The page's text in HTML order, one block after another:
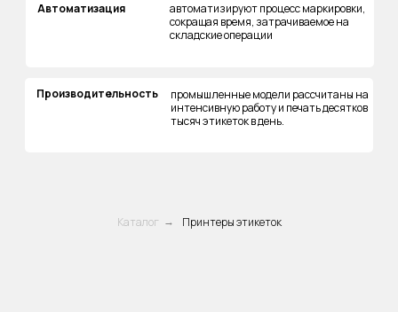
промышленные модели рассчитаны на
интенсивную работу и печать десятков
тысяч этикеток в день.
Производительность
автоматизируют процесс маркировки,
сокращая время, затрачиваемое на
складские операции
Автоматизация
Каталог → Принтеры этикеток